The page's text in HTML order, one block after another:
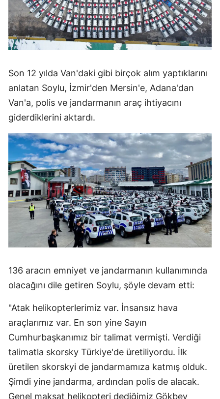
Kahramanmaraş
Mardin
Muş
Nevşehir
Ordu
Rize
Sakarya
Samsun
Siirt
Sinop
Tekirdağ
Tunceli
Şanlıurfa
Uşak
Van
Son 12 yılda Van'daki gibi birçok alım yaptıklarını
anlatan Soylu, İzmir'den Mersin'e, Adana'dan
Van'a, polis ve jandarmanın araç ihtiyacını
giderdiklerini aktardı.
136 aracın emniyet ve jandarmanın kullanımında
olacağını dile getiren Soylu, şöyle devam etti:
"Atak helikopterlerimiz var. İnsansız hava
araçlarımız var. En son yine Sayın
Cumhurbaşkanımız bir talimat vermişti. Verdiği
talimatla skorsky Türkiye'de üretiliyordu. İlk
üretilen skorskyi de jandarmamıza katmış olduk.
Şimdi yine jandarma, ardından polis de alacak.
Genel maksat helikopteri dediğimiz Gökbey